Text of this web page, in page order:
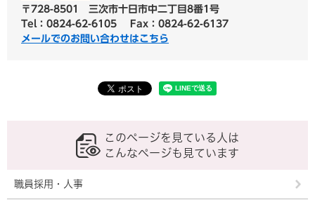
〒728-8501
三次市十日市中二丁目8番1号
Tel：0824-62-6105
Fax：0824-62-6137
メールでのお問い合わせはこちら
このページを見ている人は
こんなページも見ています
職員採用・人事